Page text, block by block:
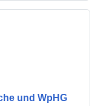
und WpHG